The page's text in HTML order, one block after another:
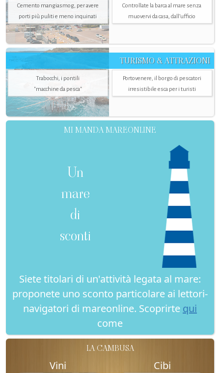
Cemento mangiasmog, per avere
porti più puliti e meno inquinati
Controllate la barca al mare senza
muovervi da casa, dall’ufficio
TURISMO & ATTRAZIONI
Trabocchi, i pontili
"macchine da pesca"
Portovenere, il borgo di pescatori
irresistibile esca per i turisti
MI MANDA MAREONLINE
Un
mare
di
sconti
Siete titolari di un'attività legata al mare:
proponete uno sconto particolare ai lettori-
navigatori di mareonline. Scoprirte qui
come
LA CAMBUSA
Vini Cibi